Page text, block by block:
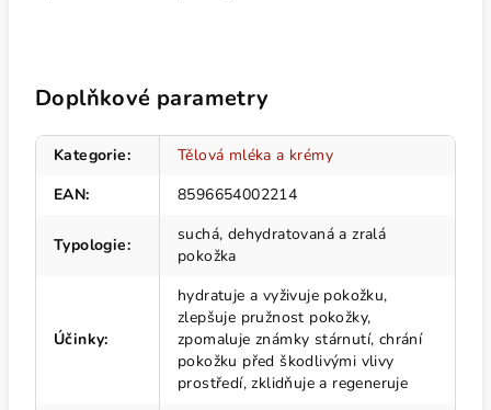
Doplňkové parametry
Kategorie:
Tělová mléka a krémy
EAN: 8596654002214
Typologie:
suchá, dehydratovaná a zralá
pokožka
Účinky:
hydratuje a vyživuje pokožku,
zlepšuje pružnost pokožky,
zpomaluje známky stárnutí, chrání
pokožku před škodlivými vlivy
prostředí, zklidňuje a regeneruje